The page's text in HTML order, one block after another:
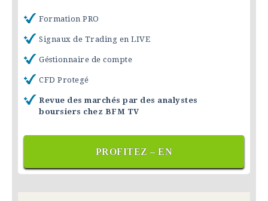
Formation PRO
Signaux de Trading en LIVE
Géstionnaire de compte
CFD Protegé
Revue des marchés par des analystes
boursiers chez BFM TV
PROFITEZ – EN